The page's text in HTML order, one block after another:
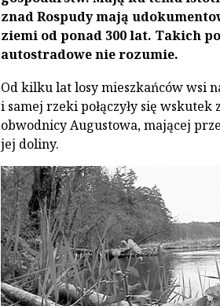
znad Rospudy mają
ziemi od ponad 300 lat. Takich
autostradowe nie rozumie.
Od kilku lat losy mieszkańców wsi
i samej rzeki połączyły się
obwodnicy Augustowa, mającej
jej doliny.